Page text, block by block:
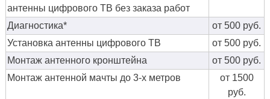
антенны цифрового ТВ без заказа работ
Диагностика*
от 500 руб.
Установка антенны цифрового ТВ
от 500 руб.
Монтаж антенного кронштейна
от 500 руб.
Монтаж антенной мачты до 3-х метров
от 1500
руб.